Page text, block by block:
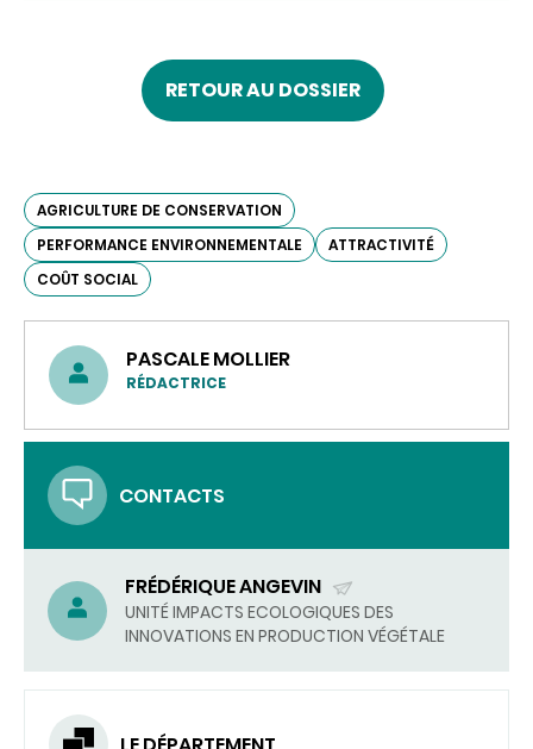
RETOUR AU DOSSIER
AGRICULTURE DE CONSERVATION
PERFORMANCE ENVIRONNEMENTALE
ATTRACTIVITÉ
COÛT SOCIAL
PASCALE MOLLIER
RÉDACTRICE
CONTACTS
FRÉDÉRIQUE ANGEVIN
(ENVOYER
UN
COURRIEL)
UNITÉ IMPACTS ECOLOGIQUES DES
INNOVATIONS EN PRODUCTION VÉGÉTALE